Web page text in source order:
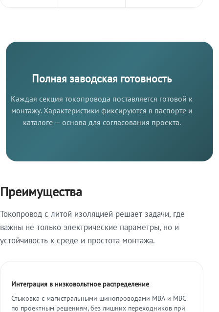
Полная заводская готовность
Каждая секция токопровода поставляется готовой к
монтажу. Характеристики фиксируются в паспорте и
каталоге — основа для согласования проекта.
Преимущества
Токопровод с литой изоляцией решает задачи, где
важны не только электрические параметры, но и
устойчивость к среде и простота монтажа.
Интеграция в низковольтное распределение
Стыковка с магистральными шинопроводами МВА и МВС
по проектным решениям, без лишних переходников при